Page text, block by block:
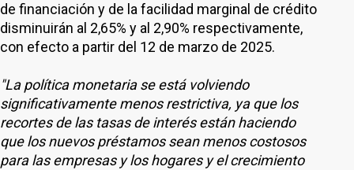
de financiación y de la facilidad marginal de crédito
disminuirán al 2,65% y al 2,90% respectivamente,
con efecto a partir del 12 de marzo de 2025.
"La política monetaria se está volviendo
significativamente menos restrictiva, ya que los
recortes de las tasas de interés están haciendo
que los nuevos préstamos sean menos costosos
para las empresas y los hogares y el crecimiento